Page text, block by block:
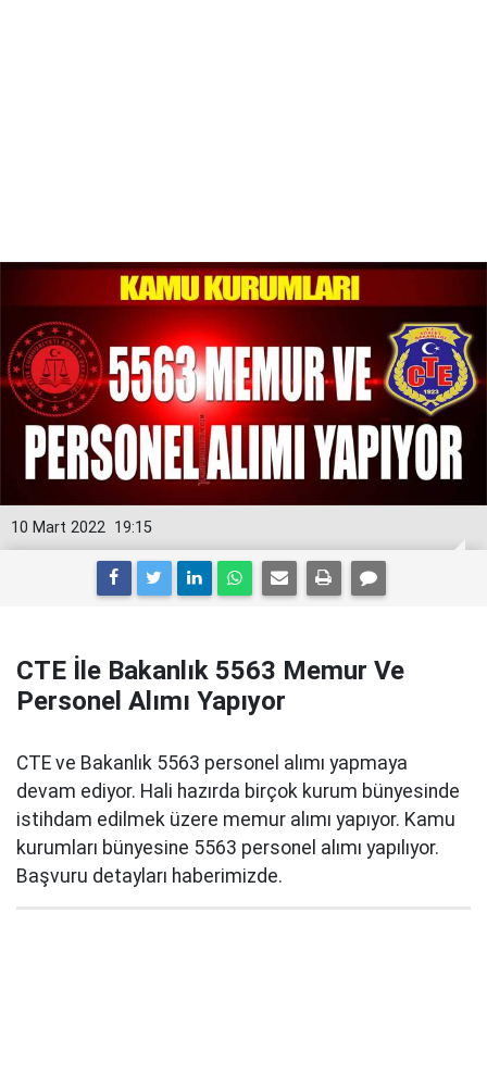
19:15
10 Mart 2022
CTE İle Bakanlık 5563 Memur Ve
Personel Alımı Yapıyor
CTE ve Bakanlık 5563 personel alımı yapmaya
devam ediyor. Hali hazırda birçok kurum bünyesinde
istihdam edilmek üzere memur alımı yapıyor. Kamu
kurumları bünyesine 5563 personel alımı yapılıyor.
Başvuru detayları haberimizde.